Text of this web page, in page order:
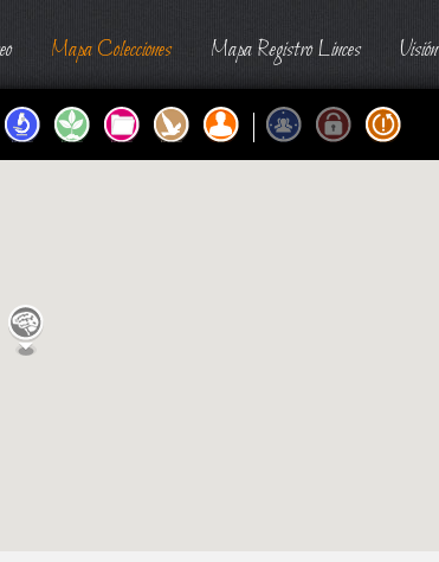
Mapa Colecciones Mapa Registro Linces